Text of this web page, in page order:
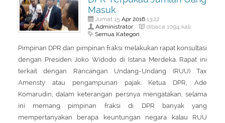
Pajak
Pengantar
Pajak Pertambahan Nilai (PPN)
Administrasi Perpajakan
Penghitungan Pajak
Peraturan
PPN
Update Aturan Pajak
Aturan Pajak Lainnya
SPT Masa
SPT Tahunan
Formulir Pajak
Event
Tax Amnesty
Pengampunan Pajak
Masuk
Jumat 15 Apr 201613:22
Administrator dibaca 1094 kali
Semua Kategori
Pimpinan DPR dan pimpinan fraksi melakukan rapat konsultasi
dengan Presiden Joko Widodo di Istana Merdeka. Rapat ini
terkait dengan Rancangan Undang-Undang (RUU) Tax
Amensty atau pengampunan pajak. Ketua DPR, Ade
Komarudin, dalam keterangan persnya mengatakan, selama
ini memang pimpinan fraksi di DPR banyak yang
mempertanyakan berapa keuntungan negara kalau RUU